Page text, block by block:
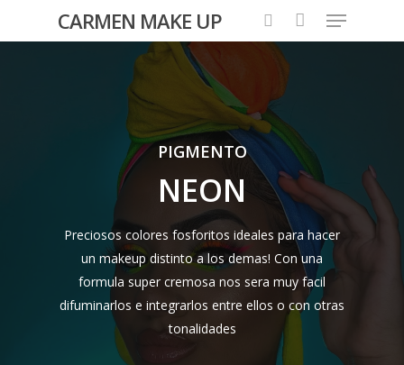
Hit enter to search or ESC to close
CARMEN MAKE UP
PIGMENTO
NEON
Preciosos colores fosforitos ideales para hacer
un makeup distinto a los demas! Con una
formula super cremosa nos sera muy facil
difuminarlos e integrarlos entre ellos o con otras
tonalidades